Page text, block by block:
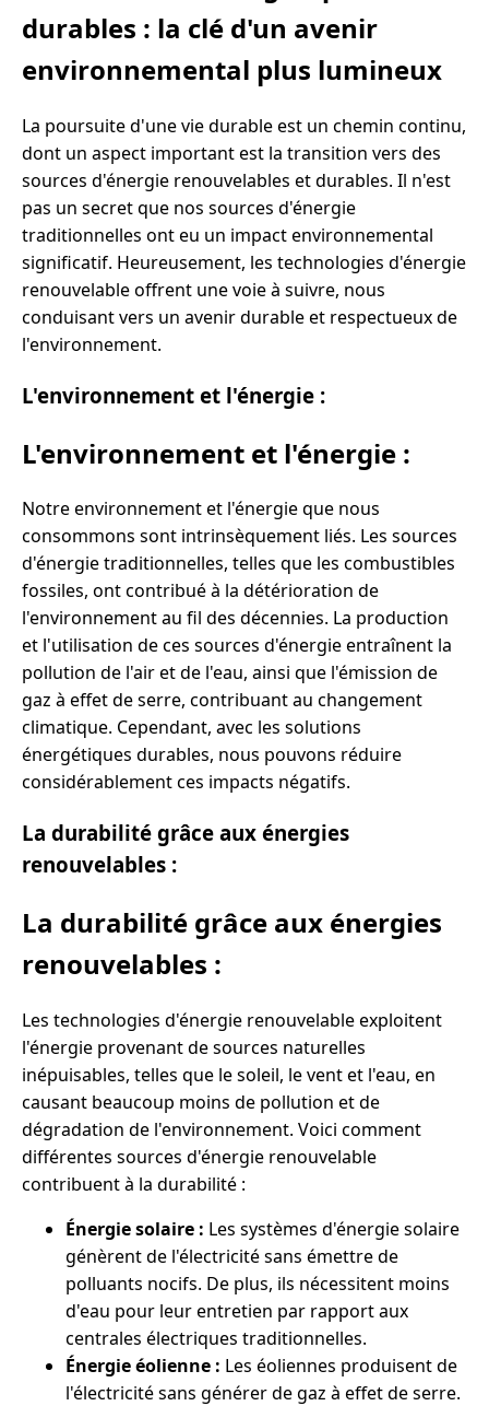
durables : la clé d'un avenir
environnemental plus lumineux
La poursuite d'une vie durable est un chemin continu,
dont un aspect important est la transition vers des
sources d'énergie renouvelables et durables. Il n'est
pas un secret que nos sources d'énergie
traditionnelles ont eu un impact environnemental
significatif. Heureusement, les technologies d'énergie
renouvelable offrent une voie à suivre, nous
conduisant vers un avenir durable et respectueux de
l'environnement.
L'environnement et l'énergie :
L'environnement et l'énergie :
Notre environnement et l'énergie que nous
consommons sont intrinsèquement liés. Les sources
d'énergie traditionnelles, telles que les combustibles
fossiles, ont contribué à la détérioration de
l'environnement au fil des décennies. La production
et l'utilisation de ces sources d'énergie entraînent la
pollution de l'air et de l'eau, ainsi que l'émission de
gaz à effet de serre, contribuant au changement
climatique. Cependant, avec les solutions
énergétiques durables, nous pouvons réduire
considérablement ces impacts négatifs.
La durabilité grâce aux énergies
renouvelables :
La durabilité grâce aux énergies
renouvelables :
Les technologies d'énergie renouvelable exploitent
l'énergie provenant de sources naturelles
inépuisables, telles que le soleil, le vent et l'eau, en
causant beaucoup moins de pollution et de
dégradation de l'environnement. Voici comment
différentes sources d'énergie renouvelable
contribuent à la durabilité :
Énergie solaire : Les systèmes d'énergie solaire
génèrent de l'électricité sans émettre de
polluants nocifs. De plus, ils nécessitent moins
d'eau pour leur entretien par rapport aux
centrales électriques traditionnelles.
Énergie éolienne : Les éoliennes produisent de
l'électricité sans générer de gaz à effet de serre.